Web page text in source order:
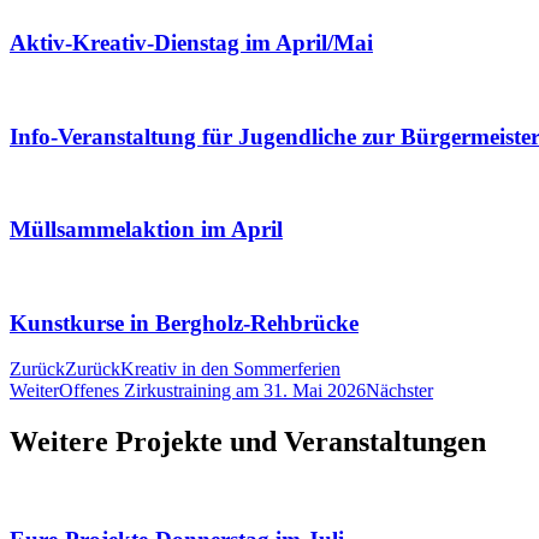
Aktiv-Kreativ-Dienstag im April/Mai
Info-Veranstaltung für Jugendliche zur
Müllsammelaktion im April
Kunstkurse in Bergholz-Rehbrücke
ZurückZurückKreativ in den Sommerferien
WeiterOffenes Zirkustraining am 31. Mai 2026Nächster
Weitere Projekte und Veranstaltungen